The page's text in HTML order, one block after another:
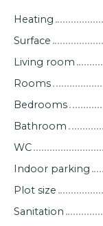
Heating
Surface
Living room
Rooms
Bedrooms
Bathroom
WC
Indoor parking
Plot size
Sanitation